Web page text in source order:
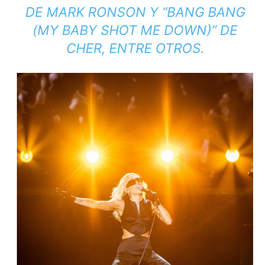
DE MARK RONSON Y “BANG BANG
(MY BABY SHOT ME DOWN)” DE
CHER, ENTRE OTROS.